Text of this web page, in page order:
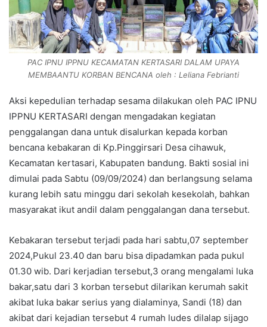
PAC IPNU IPPNU KECAMATAN KERTASARI DALAM UPAYA
MEMBAANTU KORBAN BENCANA oleh : Leliana Febrianti
Aksi kepedulian terhadap sesama dilakukan oleh PAC IPNU
IPPNU KERTASARI dengan mengadakan kegiatan
penggalangan dana untuk disalurkan kepada korban
bencana kebakaran di Kp.Pinggirsari Desa cihawuk,
Kecamatan kertasari, Kabupaten bandung. Bakti sosial ini
dimulai pada Sabtu (09/09/2024) dan berlangsung selama
kurang lebih satu minggu dari sekolah kesekolah, bahkan
masyarakat ikut andil dalam penggalangan dana tersebut.
Kebakaran tersebut terjadi pada hari sabtu,07 september
2024,Pukul 23.40 dan baru bisa dipadamkan pada pukul
01.30 wib. Dari kerjadian tersebut,3 orang mengalami luka
bakar,satu dari 3 korban tersebut dilarikan kerumah sakit
akibat luka bakar serius yang dialaminya, Sandi (18) dan
akibat dari kejadian tersebut 4 rumah ludes dilalap sijago